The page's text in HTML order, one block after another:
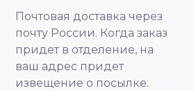
Почтовая доставка через
почту России. Когда заказ
придет в отделение, на
ваш адрес придет
извещение о посылке.